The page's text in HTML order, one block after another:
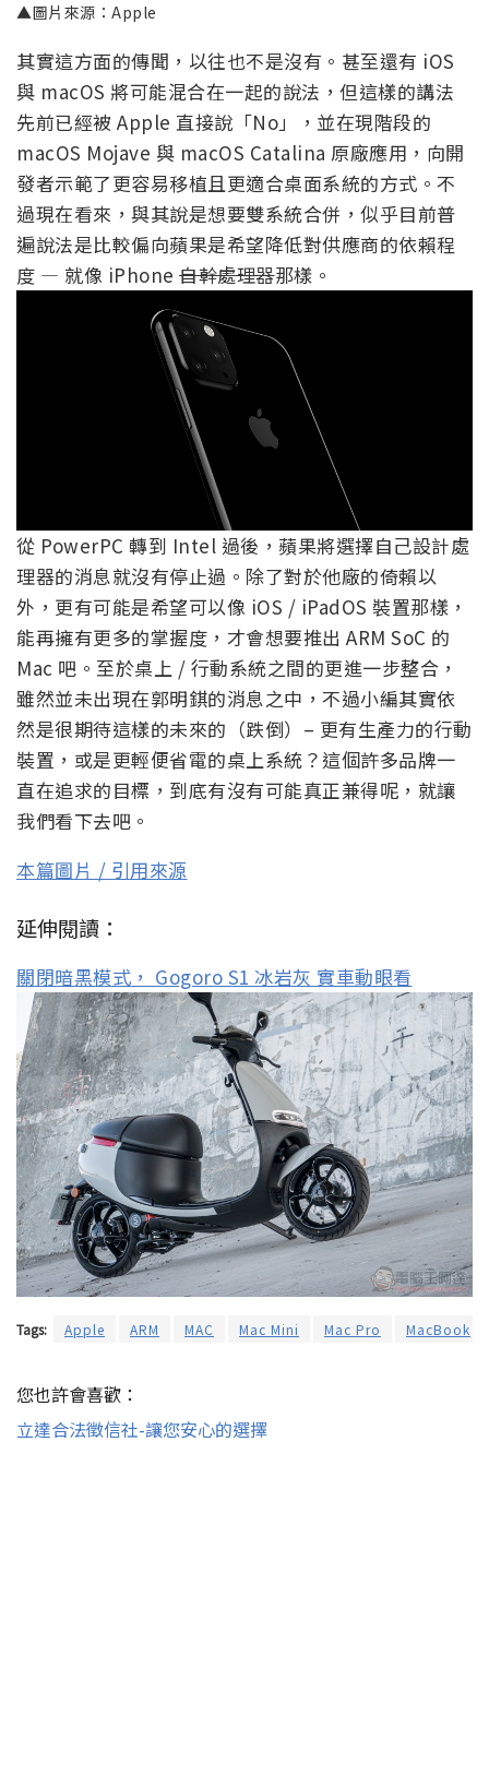
▲圖片來源：Apple
其實這方面的傳聞，以往也不是沒有。甚至還有 iOS
與 macOS 將可能混合在一起的說法，但這樣的講法
先前已經被 Apple 直接說「No」，並在現階段的
macOS Mojave 與 macOS Catalina 原廠應用，向開
發者示範了更容易移植且更適合桌面系統的方式。不
過現在看來，與其說是想要雙系統合併，似乎目前普
遍說法是比較偏向蘋果是希望降低對供應商的依賴程
度 — 就像 iPhone 自幹處理器那樣。
從 PowerPC 轉到 Intel 過後，蘋果將選擇自己設計處
理器的消息就沒有停止過。除了對於他廠的倚賴以
外，更有可能是希望可以像 iOS / iPadOS 裝置那樣，
能再擁有更多的掌握度，才會想要推出 ARM SoC 的
Mac 吧。至於桌上 / 行動系統之間的更進一步整合，
雖然並未出現在郭明錤的消息之中，不過小編其實依
然是很期待這樣的未來的（跌倒）– 更有生產力的行動
裝置，或是更輕便省電的桌上系統？這個許多品牌一
直在追求的目標，到底有沒有可能真正兼得呢，就讓
我們看下去吧。
本篇圖片 / 引用來源
延伸閱讀：
關閉暗黑模式， Gogoro S1 冰岩灰 實車動眼看
Tags: Apple ARM MAC Mac Mini Mac Pro MacBook
您也許會喜歡：
立達合法徵信社-讓您安心的選擇